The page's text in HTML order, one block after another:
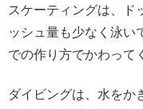
スケーティングは、ド
ッシュ量も少なく泳い
での作り方でかわって
ダイビングは、水をか